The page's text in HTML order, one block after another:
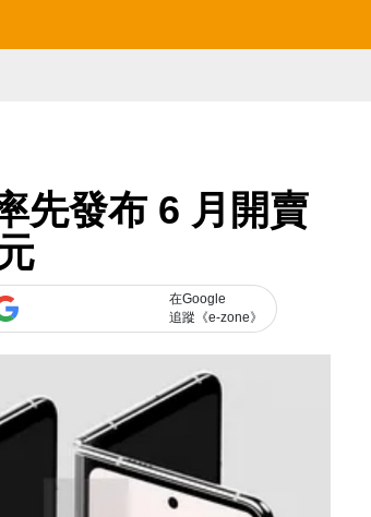
先發布 6 月開賣
在Google
追蹤《e-zone》